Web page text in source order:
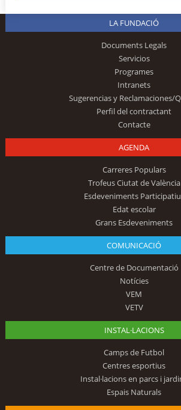
LA FUNDACIÓ
Documents Legals
Servicios
Programes
Intranets
Sugerencias y Reclamaciones/
Perfil del contractant
Contacte
AGENDA
Carreres Populars
Trofeus Ciutat de València
Esdeveniments
Edat escolar
Grans Esdeveniments
COMUNICACIÓ
Centre de Documentació
Notícies
VEM
VETV
INSTAL·LACIONS
Camps de Futbol
Centres esportius
Instal·lacions en parcs i
Espais Naturals